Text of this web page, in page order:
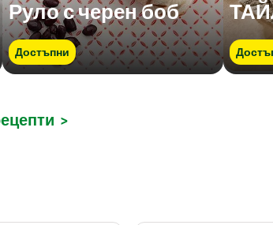
Руло с черен боб
Достъпни
>